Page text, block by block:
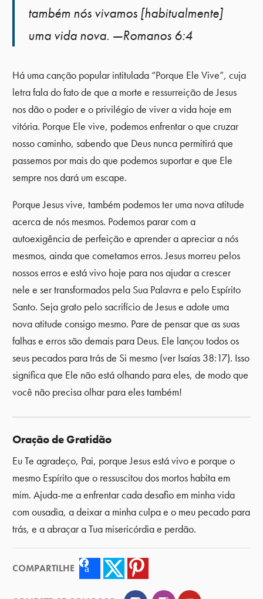
também nós vivamos [habitualmente]
uma vida nova. —Romanos 6:4
Há uma canção popular intitulada “Porque Ele Vive”, cuja
letra fala do fato de que a morte e ressurreição de Jesus
nos dão o poder e o privilégio de viver a vida hoje em
vitória. Porque Ele vive, podemos enfrentar o que cruzar
nosso caminho, sabendo que Deus nunca permitirá que
passemos por mais do que podemos suportar e que Ele
sempre nos dará um escape.
Porque Jesus vive, também podemos ter uma nova atitude
acerca de nós mesmos. Podemos parar com a
autoexigência de perfeição e aprender a apreciar a nós
mesmos, ainda que cometamos erros. Jesus morreu pelos
nossos erros e está vivo hoje para nos ajudar a crescer
nele e ser transformados pela Sua Palavra e pelo Espírito
Santo. Seja grato pelo sacrifício de Jesus e adote uma
nova atitude consigo mesmo. Pare de pensar que as suas
falhas e erros são demais para Deus. Ele lançou todos os
seus pecados para trás de Si mesmo (ver Isaías 38:17). Isso
significa que Ele não está olhando para eles, de modo que
você não precisa olhar para eles também!
Oração de Gratidão
Eu Te agradeço, Pai, porque Jesus está vivo e porque o
mesmo Espírito que o ressuscitou dos mortos habita em
mim. Ajuda-me a enfrentar cada desafio em minha vida
com ousadia, a deixar a minha culpa e o meu pecado para
trás, e a abraçar a Tua misericórdia e perdão.
COMPARTILHE FacebookTwitter